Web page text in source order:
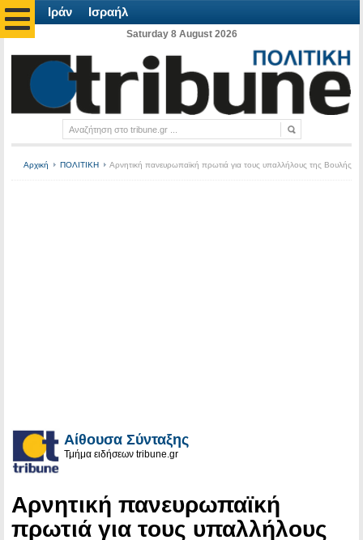
Ιράν Ισραήλ
Saturday 8 August 2026
Αρχική ΠΟΛΙΤΙΚΗ Αρνητική πανευρωπαϊκή πρωτιά για τους υπαλλήλους της Βουλής
Αίθουσα Σύνταξης
Τμήμα ειδήσεων tribune.gr
Αρνητική πανευρωπαϊκή
πρωτιά για τους υπαλλήλους